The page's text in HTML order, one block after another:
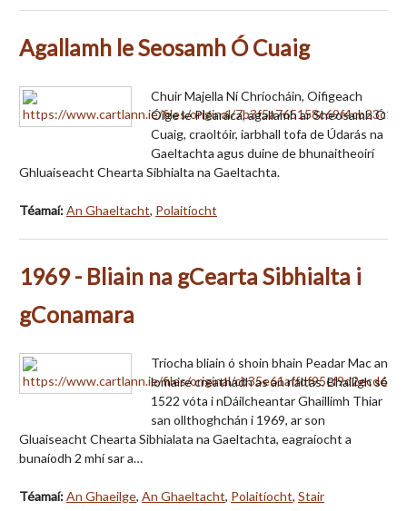
Agallamh le Seosamh Ó Cuaig
Chuir Majella Ní Chríocháin, Oifigeach
Óige le Pléaráca, agallamh ar Sheosamh Ó
Cuaig, craoltóir, iarbhall tofa de Údarás na
Gaeltachta agus duine de bhunaitheoirí
Ghluaiseacht Chearta Sibhialta na Gaeltachta.
Téamaí:An Ghaeltacht, Polaitíocht
1969 - Bliain na gCearta Sibhialta i
gConamara
Tríocha bliain ó shoin bhain Peadar Mac an
lomaire creathadh as an rialtas. Bhailigh sé
1522 vóta i nDáilcheantar Ghaillimh Thiar
san ollthoghchán i 1969, ar son
Gluaiseacht Chearta Sibhialata na Gaeltachta, eagraíocht a
bunaíodh 2 mhí sar a…
Téamaí:An Ghaeilge, An Ghaeltacht, Polaitíocht, Stair